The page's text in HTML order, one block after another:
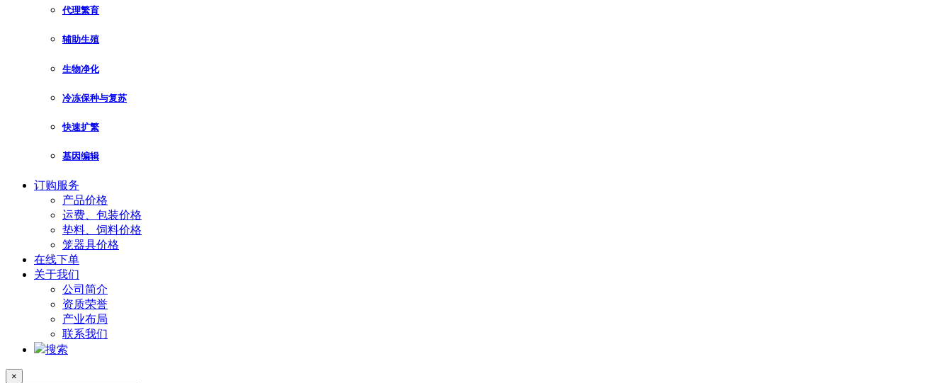
代理繁育
辅助生殖
生物净化
冷冻保种与复苏
快速扩繁
基因编辑
订购服务
产品价格
运费、包装价格
垫料、饲料价格
笼器具价格
在线下单
关于我们
公司简介
资质荣誉
产业布局
联系我们
搜索
×